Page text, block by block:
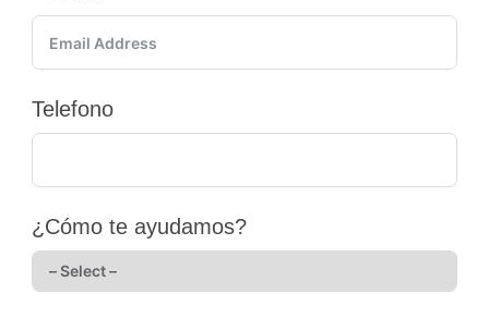
Telefono
¿Cómo te ayudamos?